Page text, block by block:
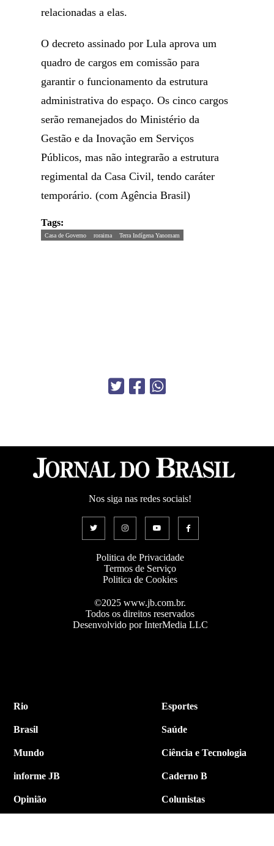
relacionadas a elas.
O decreto assinado por Lula aprova um
quadro de cargos em comissão para
garantir o funcionamento da estrutura
administrativa do espaço. Os cinco cargos
serão remanejados do Ministério da
Gestão e da Inovação em Serviços
Públicos, mas não integrarão a estrutura
regimental da Casa Civil, tendo caráter
temporário. (com Agência Brasil)
Tags:
Casa de Governo roraima Terra Indígena Yanomam
Nos siga nas redes sociais!
Politica de Privacidade
Termos de Serviço
Politica de Cookies
©2025 www.jb.com.br.
Todos os direitos reservados
Desenvolvido por InterMedia LLC
Rio
Brasil
Mundo
informe JB
Opinião
Esportes
Saúde
Ciência e Tecnologia
Caderno B
Colunistas